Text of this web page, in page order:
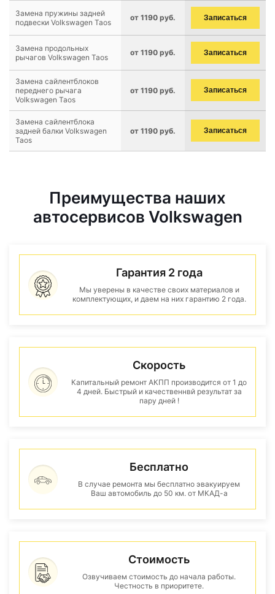
Замена пружины задней
подвески Volkswagen Taos
от 1190 руб. Записаться
Замена продольных
рычагов Volkswagen Taos
от 1190 руб. Записаться
Замена сайлентблоков
переднего рычага
Volkswagen Taos
от 1190 руб. Записаться
Замена сайлентблока
задней балки Volkswagen
Taos
от 1190 руб. Записаться
Преимущества наших
автосервисов Volkswagen
Гарантия 2 года
Мы уверены в качестве своих материалов и
комплектующих, и даем на них гарантию 2 года.
Скорость
Капитальный ремонт АКПП производится от 1 до
4 дней. Быстрый и качественнвй результат за
пару дней !
Бесплатно
В случае ремонта мы бесплатно эвакуируем
Ваш автомобиль до 50 км. от МКАД-а
Стоимость
Озвучиваем стоимость до начала работы.
Честность в приоритете.